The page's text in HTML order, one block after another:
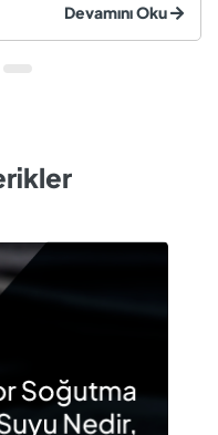
korozyon, motor
Devamını Oku